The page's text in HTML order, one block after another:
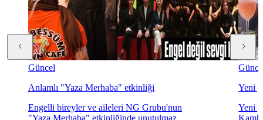
Güncel
Anlamlı "Yaza Merhaba" etkinliği
Engelli bireyler ve aileleri NG Grubu'nun
"Yaza Merhaba" etkinliğinde unutulmaz
Yeni
Yeni